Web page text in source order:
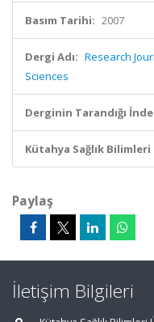
Basım Tarihi: 2007
Dergi Adı: Research
Sciences
Derginin Tarandığı
Kütahya Sağlık
Paylaş
İletişim Bilgileri